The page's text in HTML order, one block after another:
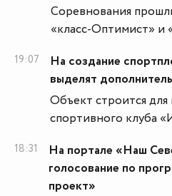
Соревнования
«класс-Оптимист» и
19:07
На создание
выделят
Объект строится
спортивного клуба
18:31
На портале «Наш
голосование по
проект»